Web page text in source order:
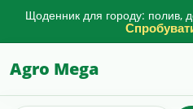
Щоденник для городу: полив,
Agro Mega